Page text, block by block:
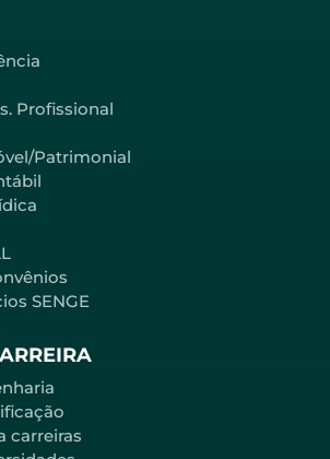
Profissional
Patrimonial
SENGE
carreiras